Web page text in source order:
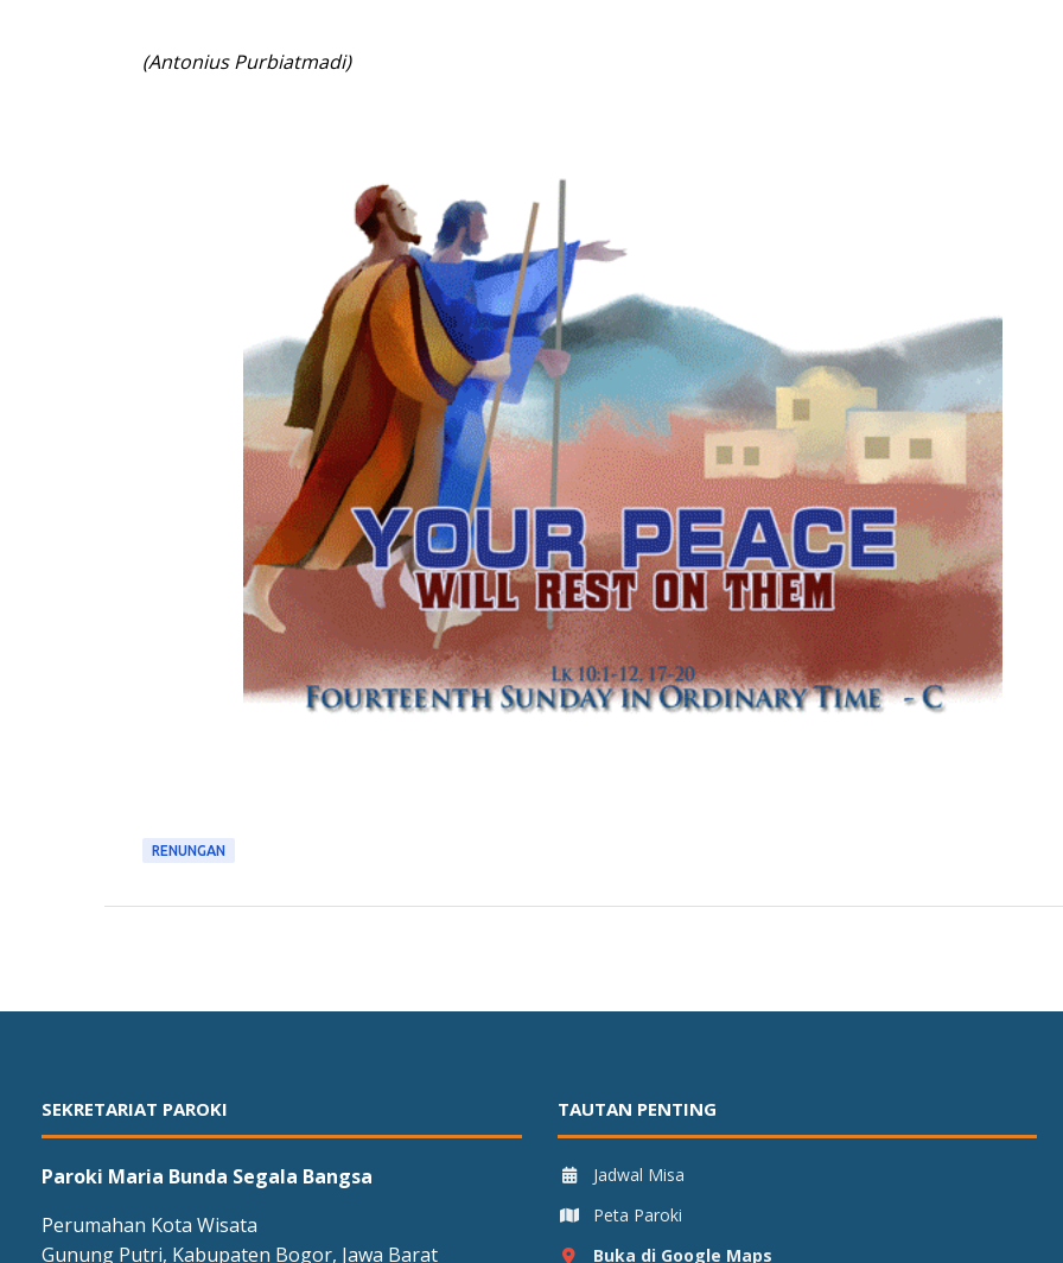
(Antonius Purbiatmadi)
RENUNGAN
SEKRETARIAT PAROKI
Paroki Maria Bunda Segala Bangsa
Perumahan Kota Wisata
Gunung Putri, Kabupaten Bogor, Jawa Barat
TAUTAN PENTING
Jadwal Misa
Peta Paroki
Buka di Google Maps